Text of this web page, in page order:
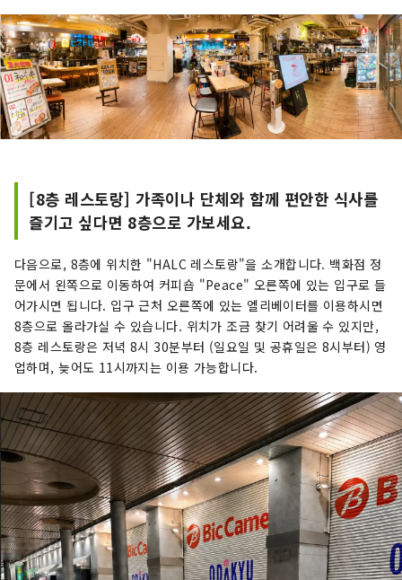
[8층 레스토랑] 가족이나 단체와 함께 편안한 식사를
즐기고 싶다면 8층으로 가보세요.
다음으로, 8층에 위치한 "HALC 레스토랑"을 소개합니다. 백화점 정
문에서 왼쪽으로 이동하여 커피숍 "Peace" 오른쪽에 있는 입구로 들
어가시면 됩니다. 입구 근처 오른쪽에 있는 엘리베이터를 이용하시면
8층으로 올라가실 수 있습니다. 위치가 조금 찾기 어려울 수 있지만,
8층 레스토랑은 저녁 8시 30분부터 (일요일 및 공휴일은 8시부터) 영
업하며, 늦어도 11시까지는 이용 가능합니다.